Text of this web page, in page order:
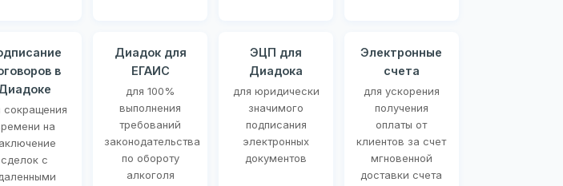
в
сокращения
на
сделок с
Диадок для
ЕГАИС
для 100%
выполнения
требований
законодательства
по обороту
алкоголя
ЭЦП для
Диадока
для юридически
значимого
подписания
электронных
документов
Электронные
счета
для ускорения
получения
оплаты от
клиентов за счет
мгновенной
доставки счета